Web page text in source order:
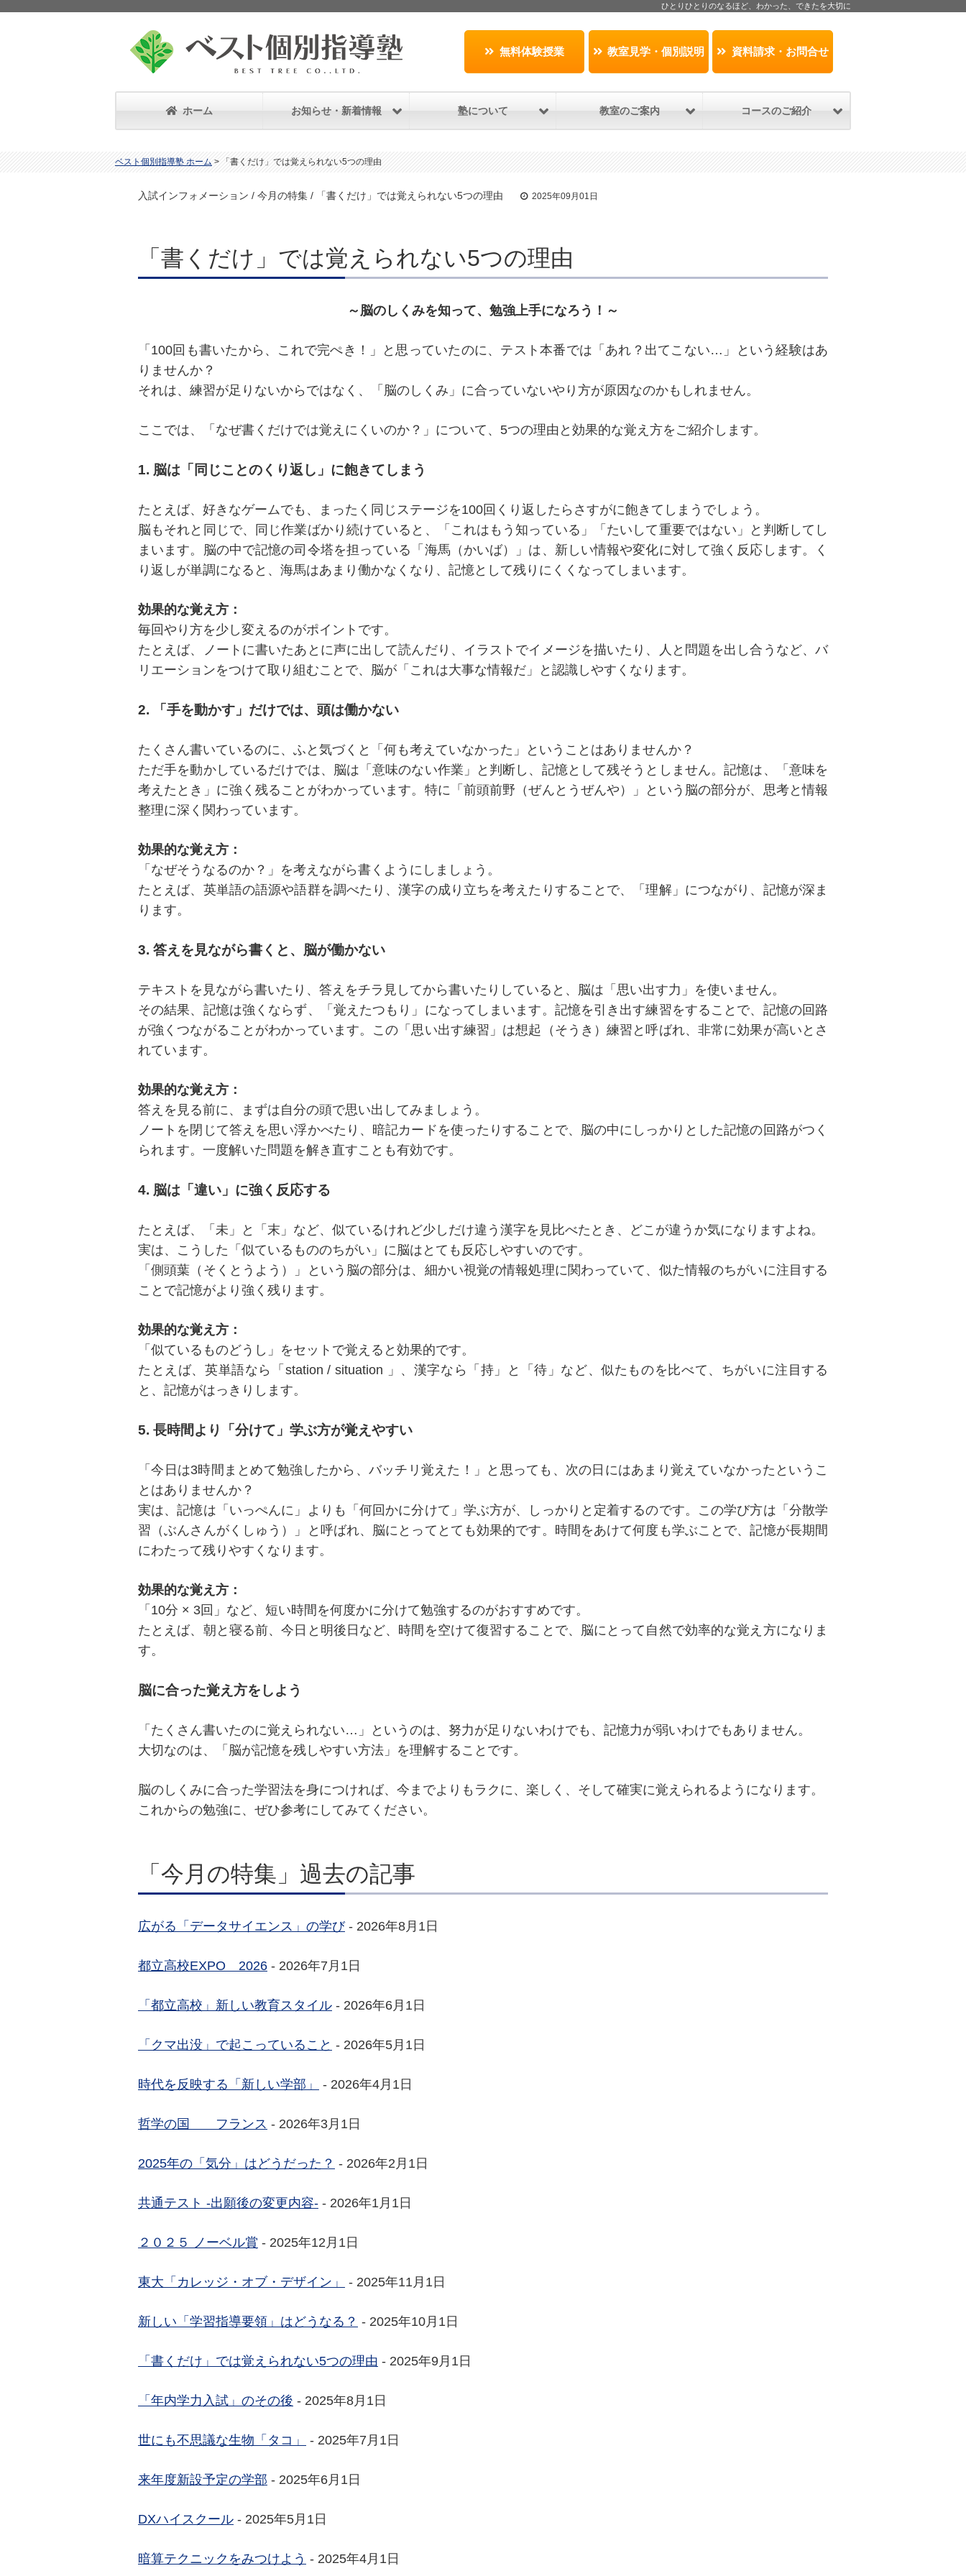
ひとりひとりのなるほど、わかった、できたを大切に
無料体験授業 教室見学・個別説明 資料請求・お問合せ
ホーム お知らせ・新着情報 塾について 教室のご案内 コースのご紹介
ベスト個別指導塾 ホーム > 「書くだけ」では覚えられない5つの理由
入試インフォメーション / 今月の特集 / 「書くだけ」では覚えられない5つの理由 2025年09月01日
「書くだけ」では覚えられない5つの理由
～脳のしくみを知って、勉強上手になろう！～
「100回も書いたから、これで完ぺき！」と思っていたのに、テスト本番では「あれ？出てこない…」という経験はあ
りませんか？
それは、練習が足りないからではなく、「脳のしくみ」に合っていないやり方が原因なのかもしれません。
ここでは、「なぜ書くだけでは覚えにくいのか？」について、5つの理由と効果的な覚え方をご紹介します。
1. 脳は「同じことのくり返し」に飽きてしまう
たとえば、好きなゲームでも、まったく同じステージを100回くり返したらさすがに飽きてしまうでしょう。
脳もそれと同じで、同じ作業ばかり続けていると、「これはもう知っている」「たいして重要ではない」と判断してし
まいます。脳の中で記憶の司令塔を担っている「海馬（かいば）」は、新しい情報や変化に対して強く反応します。く
り返しが単調になると、海馬はあまり働かなくなり、記憶として残りにくくなってしまいます。
効果的な覚え方：
毎回やり方を少し変えるのがポイントです。
たとえば、ノートに書いたあとに声に出して読んだり、イラストでイメージを描いたり、人と問題を出し合うなど、バ
リエーションをつけて取り組むことで、脳が「これは大事な情報だ」と認識しやすくなります。
2. 「手を動かす」だけでは、頭は働かない
たくさん書いているのに、ふと気づくと「何も考えていなかった」ということはありませんか？
ただ手を動かしているだけでは、脳は「意味のない作業」と判断し、記憶として残そうとしません。記憶は、「意味を
考えたとき」に強く残ることがわかっています。特に「前頭前野（ぜんとうぜんや）」という脳の部分が、思考と情報
整理に深く関わっています。
効果的な覚え方：
「なぜそうなるのか？」を考えながら書くようにしましょう。
たとえば、英単語の語源や語群を調べたり、漢字の成り立ちを考えたりすることで、「理解」につながり、記憶が深ま
ります。
3. 答えを見ながら書くと、脳が働かない
テキストを見ながら書いたり、答えをチラ見してから書いたりしていると、脳は「思い出す力」を使いません。
その結果、記憶は強くならず、「覚えたつもり」になってしまいます。記憶を引き出す練習をすることで、記憶の回路
が強くつながることがわかっています。この「思い出す練習」は想起（そうき）練習と呼ばれ、非常に効果が高いとさ
れています。
効果的な覚え方：
答えを見る前に、まずは自分の頭で思い出してみましょう。
ノートを閉じて答えを思い浮かべたり、暗記カードを使ったりすることで、脳の中にしっかりとした記憶の回路がつく
られます。一度解いた問題を解き直すことも有効です。
4. 脳は「違い」に強く反応する
たとえば、「未」と「末」など、似ているけれど少しだけ違う漢字を見比べたとき、どこが違うか気になりますよね。
実は、こうした「似ているもののちがい」に脳はとても反応しやすいのです。
「側頭葉（そくとうよう）」という脳の部分は、細かい視覚の情報処理に関わっていて、似た情報のちがいに注目する
ことで記憶がより強く残ります。
効果的な覚え方：
「似ているものどうし」をセットで覚えると効果的です。
たとえば、英単語なら「station / situation 」、漢字なら「持」と「待」など、似たものを比べて、ちがいに注目する
と、記憶がはっきりします。
5. 長時間より「分けて」学ぶ方が覚えやすい
「今日は3時間まとめて勉強したから、バッチリ覚えた！」と思っても、次の日にはあまり覚えていなかったというこ
とはありませんか？
実は、記憶は「いっぺんに」よりも「何回かに分けて」学ぶ方が、しっかりと定着するのです。この学び方は「分散学
習（ぶんさんがくしゅう）」と呼ばれ、脳にとってとても効果的です。時間をあけて何度も学ぶことで、記憶が長期間
にわたって残りやすくなります。
効果的な覚え方：
「10分 × 3回」など、短い時間を何度かに分けて勉強するのがおすすめです。
たとえば、朝と寝る前、今日と明後日など、時間を空けて復習することで、脳にとって自然で効率的な覚え方になりま
す。
脳に合った覚え方をしよう
「たくさん書いたのに覚えられない…」というのは、努力が足りないわけでも、記憶力が弱いわけでもありません。
大切なのは、「脳が記憶を残しやすい方法」を理解することです。
脳のしくみに合った学習法を身につければ、今までよりもラクに、楽しく、そして確実に覚えられるようになります。
これからの勉強に、ぜひ参考にしてみてください。
「今月の特集」過去の記事
広がる「データサイエンス」の学び- 2026年8月1日
都立高校EXPO 2026 - 2026年7月1日
「都立高校」新しい教育スタイル - 2026年6月1日
「クマ出没」で起こっていること - 2026年5月1日
時代を反映する「新しい学部」 - 2026年4月1日
哲学の国 フランス - 2026年3月1日
2025年の「気分」はどうだった？ - 2026年2月1日
共通テスト -出願後の変更内容- - 2026年1月1日
２０２５ ノーベル賞 - 2025年12月1日
東大「カレッジ・オブ・デザイン」 - 2025年11月1日
新しい「学習指導要領」はどうなる？ - 2025年10月1日
「書くだけ」では覚えられない5つの理由 - 2025年9月1日
「年内学力入試」のその後 - 2025年8月1日
世にも不思議な生物「タコ」 - 2025年7月1日
来年度新設予定の学部 - 2025年6月1日
DXハイスクール - 2025年5月1日
暗算テクニックをみつけよう - 2025年4月1日